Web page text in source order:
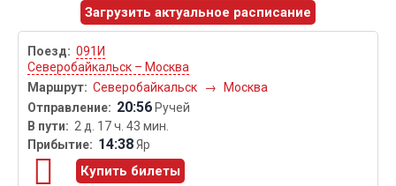
Загрузить актуальное расписание
091И
Северобайкальск – Москва
Северобайкальск
→ Москва
20:56 Ручей
2 д. 17 ч. 43 мин.
14:38Яр
Купить билеты